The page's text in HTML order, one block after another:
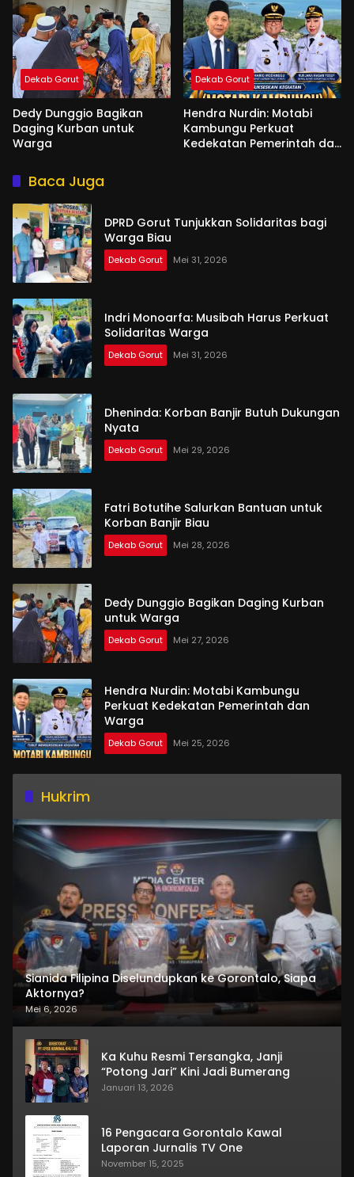
Dekab Gorut
Dedy Dunggio Bagikan
Daging Kurban untuk
Warga
Dekab Gorut
Hendra Nurdin: Motabi
Kambungu Perkuat
Kedekatan Pemerintah dan
Baca Juga
DPRD Gorut Tunjukkan Solidaritas bagi
Warga Biau
Dekab Gorut Mei 31, 2026
Indri Monoarfa: Musibah Harus Perkuat
Solidaritas Warga
Dekab Gorut Mei 31, 2026
Dheninda: Korban Banjir Butuh Dukungan
Nyata
Dekab Gorut Mei 29, 2026
Fatri Botutihe Salurkan Bantuan untuk
Korban Banjir Biau
Dekab Gorut Mei 28, 2026
Dedy Dunggio Bagikan Daging Kurban
untuk Warga
Dekab Gorut Mei 27, 2026
Hendra Nurdin: Motabi Kambungu
Perkuat Kedekatan Pemerintah dan
Warga
Dekab Gorut Mei 25, 2026
Hukrim
Sianida Filipina Diselundupkan ke Gorontalo, Siapa
Aktornya?
Mei 6, 2026
Ka Kuhu Resmi Tersangka, Janji
“Potong Jari” Kini Jadi Bumerang
Januari 13, 2026
16 Pengacara Gorontalo Kawal
Laporan Jurnalis TV One
November 15, 2025